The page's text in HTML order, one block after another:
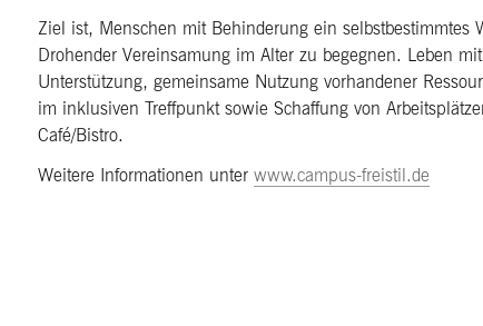
Ziel ist, Menschen mit Behinderung ein selbstbestimmtes
Drohender Vereinsamung im Alter zu begegnen. Leben
Unterstützung, gemeinsame Nutzung vorhandener
im inklusiven Treffpunkt sowie Schaffung von
Café/Bistro.
Weitere Informationen unter www.campus-freistil.de